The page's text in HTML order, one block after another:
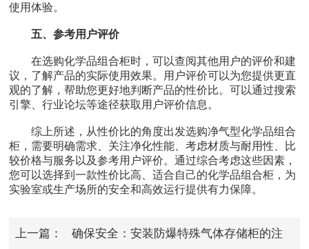
使用体验。
五、参考用户评价
在选购化学品组合柜时，可以查阅其他用户的评价和建
议，了解产品的实际使用效果。用户评价可以为您提供更直
观的了解，帮助您更好地判断产品的性价比。可以通过搜索
引擎、行业论坛等途径获取用户评价信息。
综上所述，从性价比的角度出发选购净气型化学品组合
柜，需要明确需求、关注净化性能、考虑材质与耐用性、比
较价格与服务以及参考用户评价。通过综合考虑这些因素，
您可以选择到一款性价比高、适合自己的化学品组合柜，为
实验室或生产场所的安全和高效运行提供有力保障。
上一篇： 确保安全：安装防爆特殊气体存储柜的注